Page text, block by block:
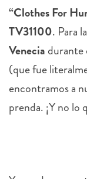
“Clothes For
TV31100. Para
Venecia
(que fue
encontramos a
prenda. ¡Y no lo